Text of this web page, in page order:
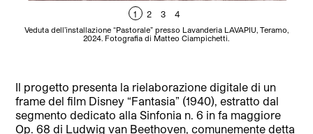
1 2 3 4
Veduta dell’installazione “Pastorale” presso Lavanderia LAVAPIU, Teramo,
2024. Fotografia di Matteo Ciampichetti.
Il progetto presenta la rielaborazione digitale di un
frame del film Disney “Fantasia” (1940), estratto dal
segmento dedicato alla Sinfonia n. 6 in fa maggiore
Op. 68 di Ludwig van Beethoven, comunemente detta